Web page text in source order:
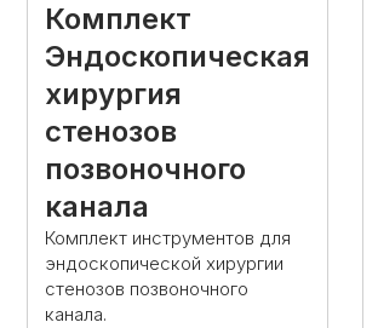
Комплект
Эндоскопическая
хирургия
стенозов
позвоночного
канала
Комплект инструментов для
эндоскопической хирургии
стенозов позвоночного
канала.